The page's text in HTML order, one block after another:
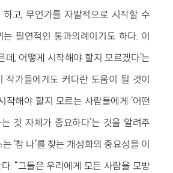
고, 무언가를 자발적으로 시작할 수
필연적인 통과의례이기도 하다. 이
데, 어떻게 시작해야 할지 모르겠다’는
작가들에게도 커다란 도움이 될 것이
작해야 할지 모르는 사람들에게 ‘어떤
것 자체가 중요하다’는 것을 알려주
‘참 나’를 찾는 개성화의 중요성을 이
. “그들은 우리에게 모든 사람을 모방